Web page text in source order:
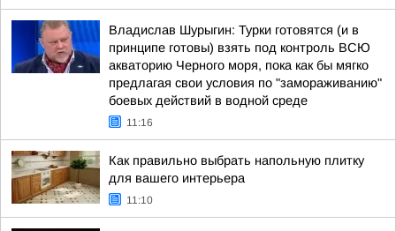
Владислав Шурыгин: Турки готовятся (и в
принципе готовы) взять под контроль ВСЮ
акваторию Черного моря, пока как бы мягко
предлагая свои условия по "замораживанию"
боевых действий в водной среде
11:16
Как правильно выбрать напольную плитку
для вашего интерьера
11:10